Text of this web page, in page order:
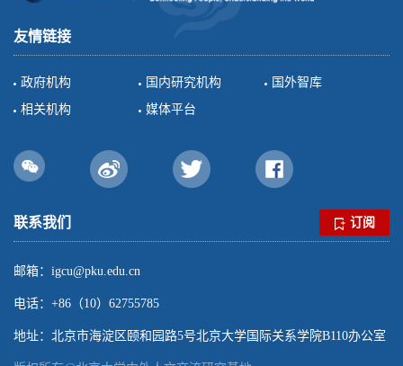
友情链接
政府机构 国内研究机构
国外智库
相关机构
媒体平台
联系我们 订阅
邮箱：igcu@pku.edu.cn
电话：+86（10）62755785
地址：北京市海淀区颐和园路5号北京大学国际关系学院B110办公室